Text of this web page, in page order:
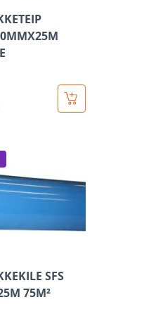
SFS
75M²